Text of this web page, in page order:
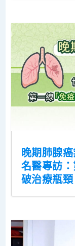
晚期肺腺
名醫專訪
破治療瓶頸